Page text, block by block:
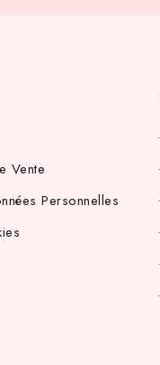
Vente
Personnelles